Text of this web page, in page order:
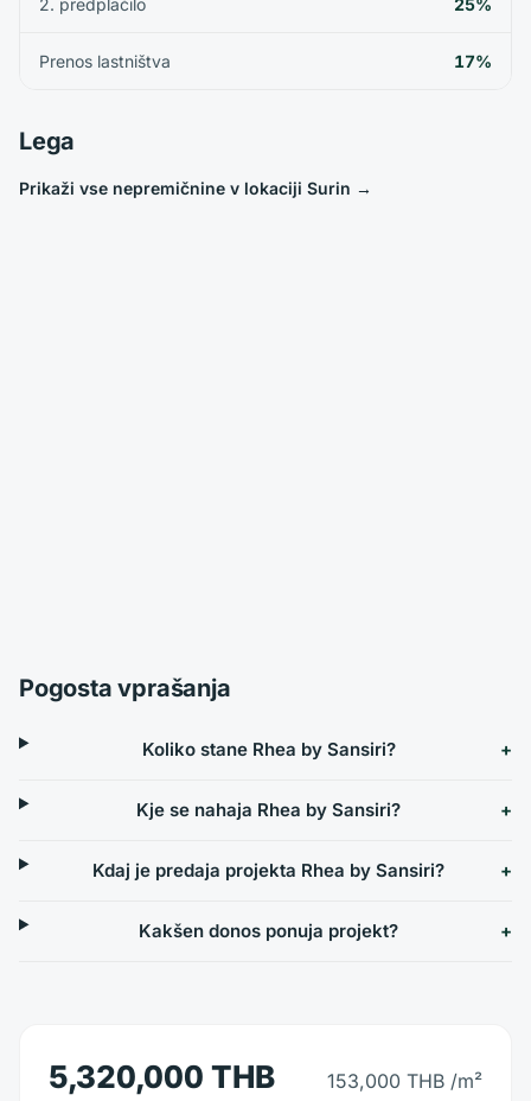
2. predplačilo 25%
Prenos lastništva 17%
Lega
Prikaži vse nepremičnine v lokaciji Surin →
Pogosta vprašanja
Koliko stane Rhea by Sansiri?
Kje se nahaja Rhea by Sansiri?
Kdaj je predaja projekta Rhea by Sansiri?
Kakšen donos ponuja projekt?
5,320,000 THB 153,000 THB /m²